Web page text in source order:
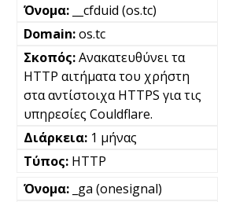
__cfduid (os.tc)
os.tc
Ανακατευθύνει τα
HTTP αιτήματα του χρήστη
στα αντίστοιχα HTTPS για τις
υπηρεσίες Couldflare.
1 μήνας
HTTP
_ga (onesignal)